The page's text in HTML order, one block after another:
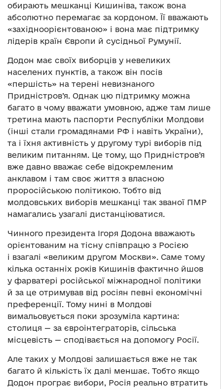
обирають мешканці Кишиніва, також вона
абсолютно перемагає за кордоном. Її вважають
«західноорієнтованою» і вона має підтримку
лідерів країн Європи й сусідньої Румунії.
Додон має своїх виборців у невеликих
населених пунктів, а також він посів
«першість» на терені невизнаного
Придністров’я. Однак цю підтримку можна
багато в чому вважати умовною, адже там лише
третина мають паспорти Республіки Молдови
(інші стали громадянами РФ і навіть України),
та і їхня активність у другому турі виборів під
великим питанням. Це тому, що Придністров’я
вже давно вважає себе відокремленим
анклавом і там своє життя з власною
проросійською політикою. Тобто від
молдовських виборів мешканці так званої ПМР
намагались узагалі дистанціюватися.
Чинного президента Ігоря Додона вважають
орієнтованим на тісну співпрацю з Росією
і взагалі «великим другом Москви». Саме тому
кілька останніх років Кишинів фактично йшов
у фарватері російської міжнародної політики
й за це отримував від росіян певні економічні
преференції. Тому нині в Молдові
вимальовується поки зрозуміла картина:
столиця — за євроінтеграторів, сільська
місцевість — сподівається на допомогу Росії.
Але таких у Молдові залишається вже не так
багато й кількість їх далі меншає. Тобто якщо
Додон програє вибори, Росія реально втратить